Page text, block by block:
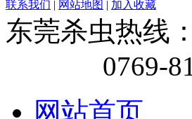
联系我们 | 网站地图 | 加入收藏
东莞杀虫热线
0769-
网站首页